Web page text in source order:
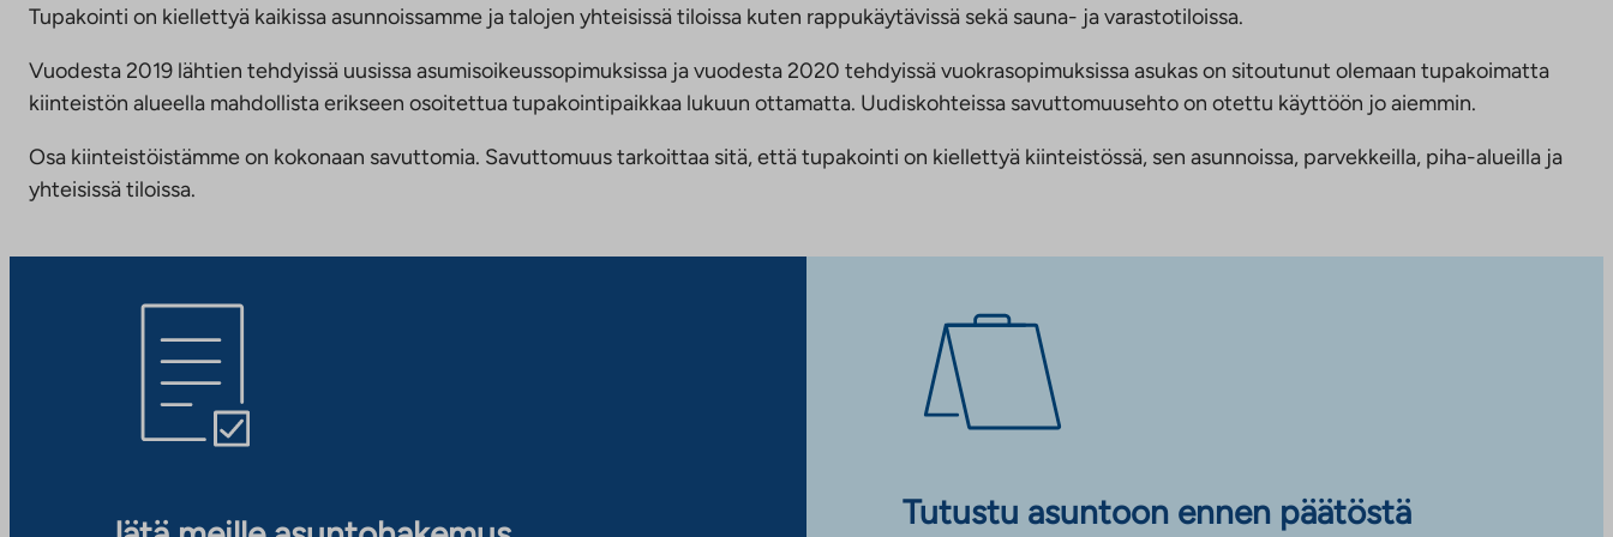
Tupakointi on kiellettyä kaikissa asunnoissamme ja talojen yhteisissä tiloissa kuten rappukäytävissä sekä sauna- ja varastotiloissa.
Vuodesta 2019 lähtien tehdyissä uusissa asumisoikeussopimuksissa ja vuodesta 2020 tehdyissä vuokrasopimuksissa asukas on sitoutunut olemaan tupakoimatta
kiinteistön alueella mahdollista erikseen osoitettua tupakointipaikkaa lukuun ottamatta. Uudiskohteissa savuttomuusehto on otettu käyttöön jo aiemmin.
Osa kiinteistöistämme on kokonaan savuttomia. Savuttomuus tarkoittaa sitä, että tupakointi on kiellettyä kiinteistössä, sen asunnoissa, parvekkeilla, piha-alueilla ja
yhteisissä tiloissa.
Tutustu asuntoon ennen päätöstä